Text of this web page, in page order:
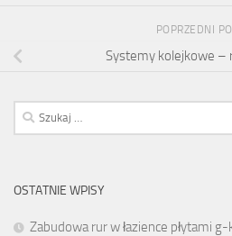
POPRZEDNI
Systemy kolejkowe –
Szukaj:
OSTATNIE WPISY
Zabudowa rur w łazience płytami